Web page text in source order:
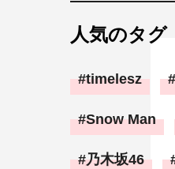
人気のタグ
timelesz
Snow Man
乃木坂46